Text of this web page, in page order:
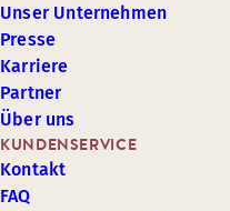
KUNDENSERVICE
Kontakt
FAQ
Unser Unternehmen
Presse
Karriere
Partner
Über uns